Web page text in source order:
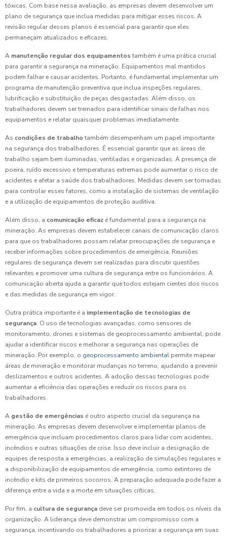
tóxicas. Com base nessa avaliação, as empresas devem desenvolver um
plano de segurança que inclua medidas para mitigar esses riscos. A
revisão regular desses planos é essencial para garantir que eles
permaneçam atualizados e eficazes.
A manutenção regular dos equipamentos também é uma prática crucial
para garantir a segurança na mineração. Equipamentos mal mantidos
podem falhar e causar acidentes. Portanto, é fundamental implementar um
programa de manutenção preventiva que inclua inspeções regulares,
lubrificação e substituição de peças desgastadas. Além disso, os
trabalhadores devem ser treinados para identificar sinais de falhas nos
equipamentos e relatar quaisquer problemas imediatamente.
As condições de trabalho também desempenham um papel importante
na segurança dos trabalhadores. É essencial garantir que as áreas de
trabalho sejam bem iluminadas, ventiladas e organizadas. A presença de
poeira, ruído excessivo e temperaturas extremas pode aumentar o risco de
acidentes e afetar a saúde dos trabalhadores. Medidas devem ser tomadas
para controlar esses fatores, como a instalação de sistemas de ventilação
e a utilização de equipamentos de proteção auditiva.
Além disso, a comunicação eficaz é fundamental para a segurança na
mineração. As empresas devem estabelecer canais de comunicação claros
para que os trabalhadores possam relatar preocupações de segurança e
receber informações sobre procedimentos de emergência. Reuniões
regulares de segurança devem ser realizadas para discutir questões
relevantes e promover uma cultura de segurança entre os funcionários. A
comunicação aberta ajuda a garantir que todos estejam cientes dos riscos
e das medidas de segurança em vigor.
Outra prática importante é a implementação de tecnologias de
segurança. O uso de tecnologias avançadas, como sensores de
monitoramento, drones e sistemas de geoprocessamento ambiental, pode
ajudar a identificar riscos e melhorar a segurança nas operações de
mineração. Por exemplo, o geoprocessamento ambiental permite mapear
áreas de mineração e monitorar mudanças no terreno, ajudando a prevenir
deslizamentos e outros acidentes. A adoção dessas tecnologias pode
aumentar a eficiência das operações e reduzir os riscos para os
trabalhadores.
A gestão de emergências é outro aspecto crucial da segurança na
mineração. As empresas devem desenvolver e implementar planos de
emergência que incluam procedimentos claros para lidar com acidentes,
incêndios e outras situações de crise. Isso deve incluir a designação de
equipes de resposta a emergências, a realização de simulações regulares e
a disponibilização de equipamentos de emergência, como extintores de
incêndio e kits de primeiros socorros. A preparação adequada pode fazer a
diferença entre a vida e a morte em situações críticas.
Por fim, a cultura de segurança deve ser promovida em todos os níveis da
organização. A liderança deve demonstrar um compromisso com a
segurança, incentivando os trabalhadores a priorizar a segurança em suas